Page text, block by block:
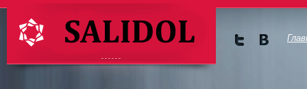
СТО Салидол | salidol в СПб и ЛО